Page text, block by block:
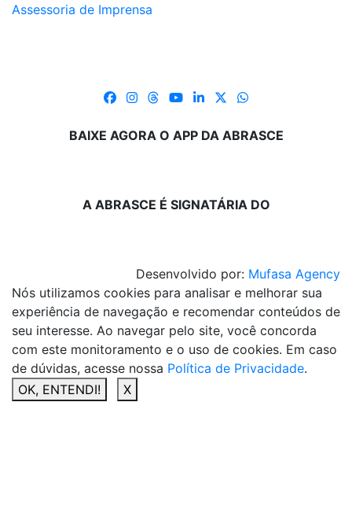
Assessoria de Imprensa
BAIXE AGORA O APP DA ABRASCE
A ABRASCE É SIGNATÁRIA DO
Desenvolvido por: Mufasa Agency
Nós utilizamos cookies para analisar e melhorar sua
experiência de navegação e recomendar conteúdos de
seu interesse. Ao navegar pelo site, você concorda
com este monitoramento e o uso de cookies. Em caso
de dúvidas, acesse nossa Política de Privacidade.
OK, ENTENDI!
X